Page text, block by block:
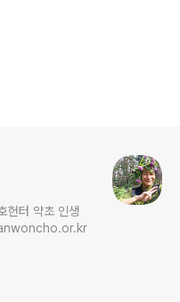
헌터 약초 인생